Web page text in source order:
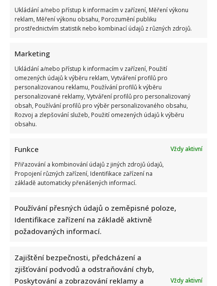
Ukládání a/nebo přístup k informacím v zařízení, Měření výkonu
reklam, Měření výkonu obsahu, Porozumění publiku
prostřednictvím statistik nebo kombinací údajů z různých zdrojů.
Marketing
Ukládání a/nebo přístup k informacím v zařízení, Použití
omezených údajů k výběru reklam, Vytváření profilů pro
personalizovanou reklamu, Používání profilů k výběru
personalizované reklamy, Vytváření profilů pro personalizovaný
obsah, Používání profilů pro výběr personalizovaného obsahu,
Rozvoj a zlepšování služeb, Použití omezených údajů k výběru
obsahu.
Funkce
Vždy aktivní
Přiřazování a kombinování údajů z jiných zdrojů údajů,
Propojení různých zařízení, Identifikace zařízení na
základě automaticky přenášených informací.
Používání přesných údajů o zeměpisné poloze,
Identifikace zařízení na základě aktivně
požadovaných informací.
Zajištění bezpečnosti, předcházení a
zjišťování podvodů a odstraňování chyb,
Poskytování a zobrazování reklamy a
Vždy aktivní
Marek Ztracený zrušil velkolepé finále svého koncertu na
Letné
projde málokdo, pamětníci by ale měli dát alespoň 8/10
Petr Macinka se pochlubil vzácnými fotkami své dcery z
oslavy narozenin: Fanoušci lichotí celé rodině